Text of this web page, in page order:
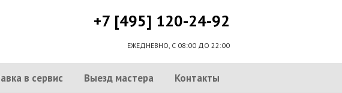
+7 [495] 120-24-92
ЕЖЕДНЕВНО, С 08:00 ДО 22:00
в сервис Выезд мастера Контакты